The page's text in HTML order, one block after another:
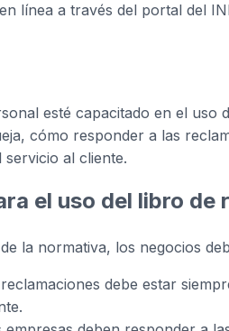
línea a través del portal del
esté capacitado en el uso
cómo responder a las
al cliente.
el uso del libro de
la normativa, los negocios
debe estar